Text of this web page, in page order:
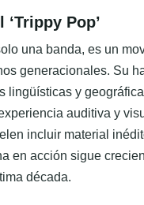
Pop’
una banda, es un
generacionales. Su
lingüísticas y
auditiva y
incluir material
en acción sigue
década.